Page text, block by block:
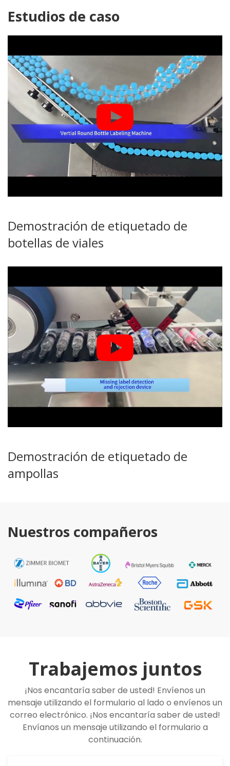
Estudios de caso
Demostración de etiquetado de
botellas de viales
Demostración de etiquetado de
ampollas
Nuestros compañeros
Trabajemos juntos
¡Nos encantaría saber de usted! Envíenos un
mensaje utilizando el formulario al lado o envíenos un
correo electrónico. ¡Nos encantaría saber de usted!
Envíanos un mensaje utilizando el formulario a
continuación.